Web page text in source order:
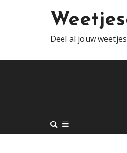
Deel al jouw weetjes